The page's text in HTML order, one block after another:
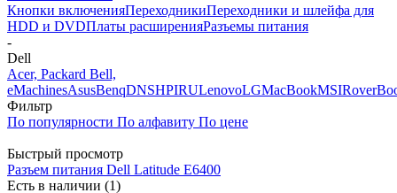
Кнопки включенияПереходникиПереходники и шлейфа для
HDD и DVDПлаты расширенияРазъемы питания
-
Dell
Acer, Packard Bell,
eMachinesAsusBenqDNSHPIRULenovoLGMacBookMSI
Фильтр
По популярности По алфавиту По цене
Быстрый просмотр
Разъем питания Dell Latitude E6400
Есть в наличии (1)